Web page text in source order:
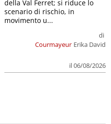
Courmayeur
di
Erika David
il 06/08/2026
della Val Ferret; si riduce lo
scenario di rischio, in
movimento u...